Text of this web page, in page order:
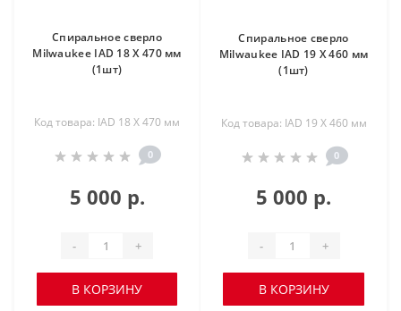
Спиральное сверло
Milwaukee IAD 18 X 470 мм
(1шт)
Код товара: IAD 18 X 470 мм
0
5 000 р.
- +
В КОРЗИНУ
Спиральное сверло
Milwaukee IAD 19 X 460 мм
(1шт)
Код товара: IAD 19 X 460 мм
0
5 000 р.
- +
В КОРЗИНУ